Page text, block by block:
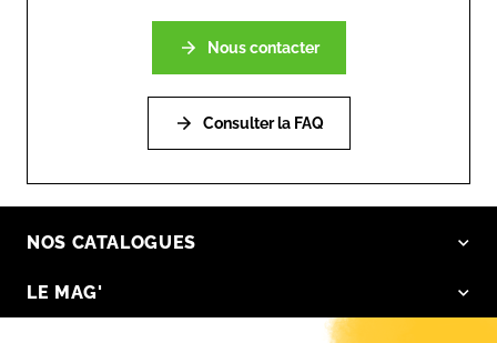
Nous contacter
Consulter la FAQ
NOS CATALOGUES
LE MAG'